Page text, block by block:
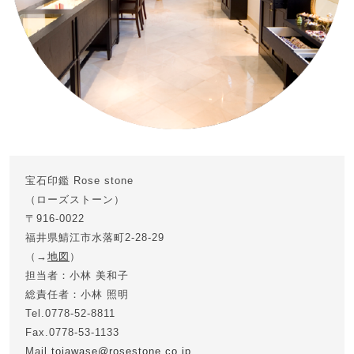
宝石印鑑 Rose stone
（ローズストーン）
〒916-0022
福井県鯖江市水落町2-28-29
（→ 地図 ）
担当者：小林 美和子
総責任者：小林 照明
Tel.0778-52-8811
Fax.0778-53-1133
Mail. toiawase@rosestone.co.jp